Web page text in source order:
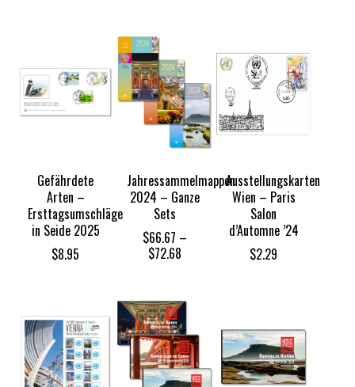
Gefährdete
Arten –
Ersttagsumschläge
in Seide 2025
$8.95
Jahressammelmappen
2024 – Ganze
Sets
$66.67 –
$72.68Price
through
Ausstellungskarten
Wien – Paris
Salon
d’Automne ’24
$2.29